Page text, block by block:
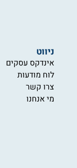
ניווט
אינדקס עסקים
לוח מודעות
צרו קשר
מי אנחנו